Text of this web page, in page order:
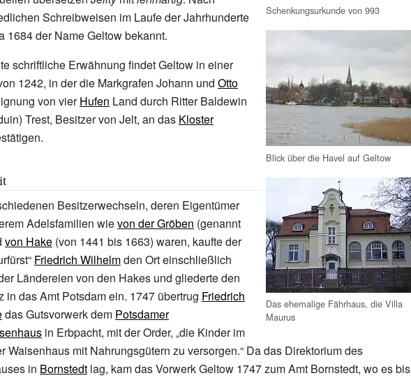
Schenkungsurkunde von 993
Blick über die Havel auf Geltow
Das ehemalige Fährhaus, die Villa
Maurus
Schreibweisen im Laufe der Jahrhunderte
1684 der Name Geltow bekannt.
schriftliche Erwähnung findet Geltow in einer
1242, in der die Markgrafen Johann und Otto
von vierHufen Land durch Ritter Baldewin
Trest, Besitzer von Jelt, an das Kloster
Besitzerwechseln, deren Eigentümer
Adelsfamilien wievon der Gröben (genannt
von Hake (von 1441 bis 1663) waren, kaufte der
Friedrich Wilhelmden Ort einschließlich
Ländereien von den Hakes und gliederte den
in das Amt Potsdam ein. 1747 übertrug Friedrich
das Gutsvorwerk dem Potsdamer
in Erbpacht, mit der Order, „die Kinder im
Waisenhaus mit Nahrungsgütern zu versorgen.“ Da das Direktorium des
in Bornstedt lag, kam das Vorwerk Geltow 1747 zum Amt Bornstedt, wo es bis